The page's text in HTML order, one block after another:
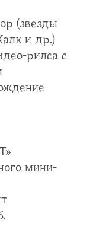
(звезды
и др.)
рилса с
мини-